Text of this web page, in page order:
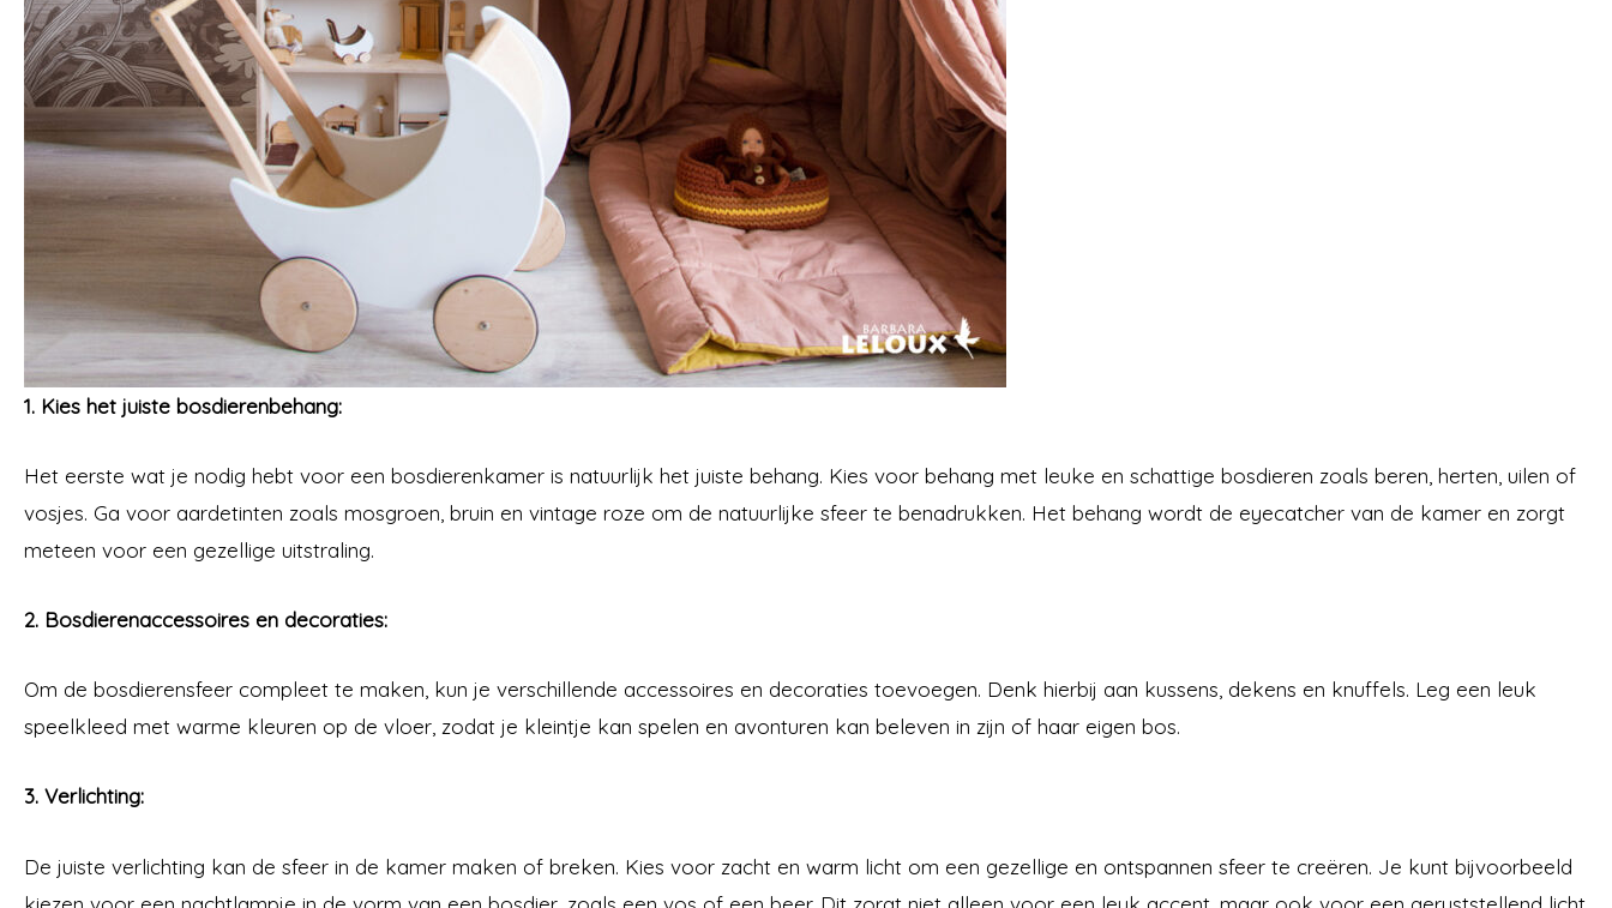
1. Kies het juiste bosdierenbehang:
Het eerste wat je nodig hebt voor een bosdierenkamer is natuurlijk het juiste behang. Kies voor behang met leuke en schattige bosdieren zoals beren, herten, uilen of
vosjes. Ga voor aardetinten zoals mosgroen, bruin en vintage roze om de natuurlijke sfeer te benadrukken. Het behang wordt de eyecatcher van de kamer en zorgt
meteen voor een gezellige uitstraling.
2. Bosdierenaccessoires en decoraties:
Om de bosdierensfeer compleet te maken, kun je verschillende accessoires en decoraties toevoegen. Denk hierbij aan kussens, dekens en knuffels. Leg een leuk
speelkleed met warme kleuren op de vloer, zodat je kleintje kan spelen en avonturen kan beleven in zijn of haar eigen bos.
3. Verlichting:
De juiste verlichting kan de sfeer in de kamer maken of breken. Kies voor zacht en warm licht om een gezellige en ontspannen sfeer te creëren. Je kunt bijvoorbeeld